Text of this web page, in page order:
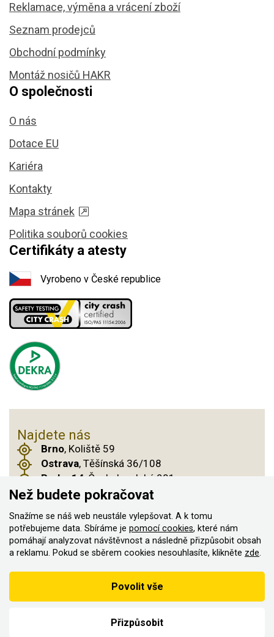
Reklamace, výměna a vrácení zboží
Seznam prodejců
Obchodní podmínky
Montáž nosičů HAKR
O společnosti
O nás
Dotace EU
Kariéra
Kontakty
Mapa stránek
Politika souborů cookies
Certifikáty a atesty
Vyrobeno v České republice
Najdete nás
Brno, Koliště 59
Ostrava, Těšínská 36/108
Praha 14, Českobrodská 901
© 2011–2026 ASN Hakr Brno. Všechna práva
vyhrazena
Vytvořilo
line; v případě technického výpadku pak nejpozději do 48 hodin.
Než budete pokračovat
Snažíme se náš web neustále vylepšovat. A k tomu
potřebujeme data. Sbíráme je pomocí cookies, které nám
pomáhají analyzovat návštěvnost a následně přizpůsobit obsah
a reklamu. Pokud se sběrem cookies nesouhlasíte, klikněte zde.
Přizpůsobit
Povolit vše